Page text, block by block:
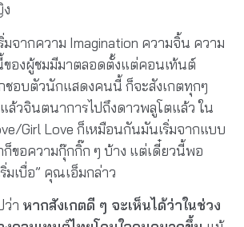
มจากความ Imagination ความจิ้น ความ
องผู้ชมมีมาตลอดตั้งแต่คอนเท้นต์
กชอบตัวนักแสดงคนนี้ ก็จะสังเกตทุกๆ
ล้วจินตนาการไปถึงดาวพลูโตแล้ว ใน
Girl Love ก็เหมือนกันมันเริ่มจากแบบ
ขอความกุ๊กกิ๊ก ๆ บ้าง แต่เดี๋ยวนี้พอ
มเบื่อ” คุณเอ็มกล่าว
า หากสังเกตดี ๆ จะเห็นได้ว่าในช่วง